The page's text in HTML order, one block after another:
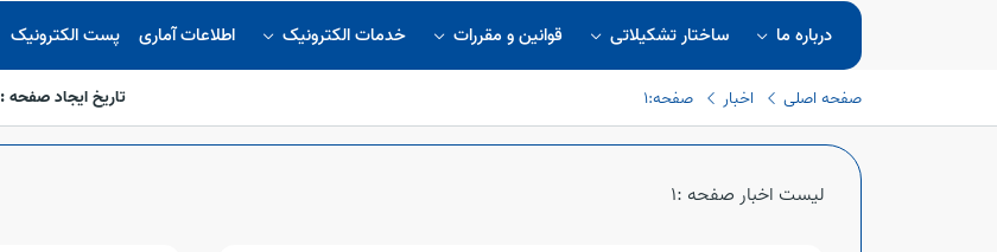
درباره ما ساختار تشکیلاتی قوانین و مقررات خدمات الکترونیک اطلاعات آماری پست الکترونیک
صفحه اصلی اخبار صفحه:1 تاریخ ایجاد صفحه :
لیست اخبار صفحه :1